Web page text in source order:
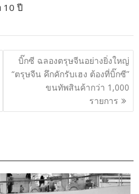
10 ปี
บิ๊กซี ฉลองตรุษจีนอย่างยิ่งใหญ่
“ตรุษจีน คึกคักรับเฮง ต้องที่บิ๊กซี”
ขนทัพสินค้ากว่า 1,000
รายการ